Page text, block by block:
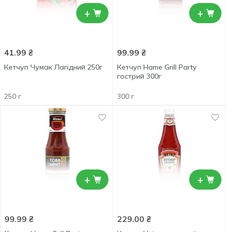
+
41.99 ₴
Кетчуп Чумак Лагідний 250г
250 г
+
99.99 ₴
Кетчуп Hame Grill Party
гострий 300г
300 г
+
99.99 ₴
+
229.00 ₴